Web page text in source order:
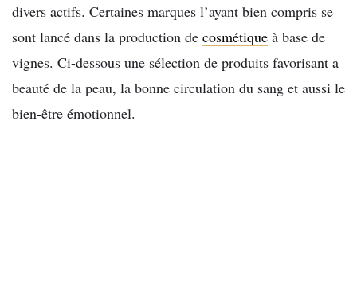
divers actifs. Certaines marques l’ayant bien compris se
sont lancé dans la production de cosmétique à base de
vignes. Ci-dessous une sélection de produits favorisant a
beauté de la peau, la bonne circulation du sang et aussi le
bien-être émotionnel.